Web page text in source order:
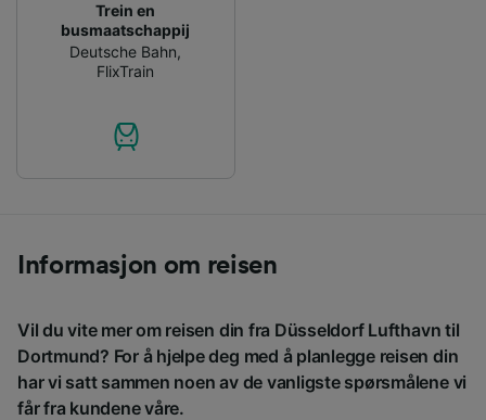
Trein en
busmaatschappij
Deutsche Bahn,
FlixTrain
Informasjon om reisen
Vil du vite mer om reisen din fra Düsseldorf Lufthavn til
Dortmund? For å hjelpe deg med å planlegge reisen din
har vi satt sammen noen av de vanligste spørsmålene vi
får fra kundene våre.